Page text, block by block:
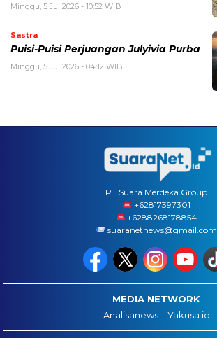
Minggu, 5 Jul 2026 - 10:52 WIB
Sastra
Puisi-Puisi Perjuangan Julyivia Purba
Minggu, 5 Jul 2026 - 04:12 WIB
PT Suara Merdeka Group
‪+62817397301
+6288268178854
suaranetnews@gmail.com
MEDIA NETWORK
Analisanews
Yakusa.id